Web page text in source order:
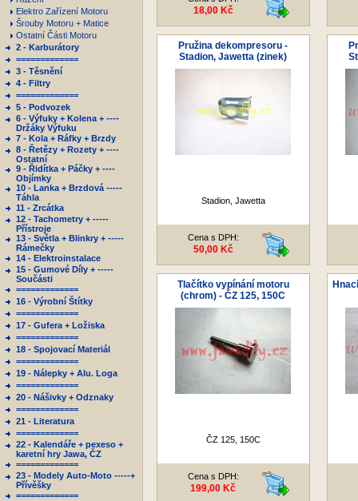
Elektro Zařízení Motoru
Šrouby Motoru + Matice
Ostatní Části Motoru
2 - Karburátory
=============
3 - Těsnění
4 - Filtry
=============
5 - Podvozek
6 - Výfuky + Kolena + ----
Držáky Výfuku
7 - Kola + Ráfky + Brzdy
8 - Řetězy + Rozety + ----
Ostatní
9 - Řidítka + Páčky + ----
Objímky
10 - Lanka + Brzdová -----
Táhla
11 - Zrcátka
12 - Tachometry + -----
Přístroje
13 - Světla + Blinkry + -----
Rámečky
14 - Elektroinstalace
15 - Gumové Díly + -----
Součásti
=============
16 - Výrobní Štítky
=============
17 - Gufera + Ložiska
=============
18 - Spojovací Materiál
=============
19 - Nálepky + Alu. Loga
=============
20 - Nášivky + Odznaky
=============
21 - Literatura
=============
22 - Kalendáře + pexeso +
karetní hry Jawa, ČZ
=============
23 - Modely Auto-Moto -----+
Přívěšky
=============
18,00 Kč
Pružina dekompresoru -
Stadion, Jawetta (zinek)
Stadion, Jawetta
Cena s DPH:
50,00 Kč
Tlačítko vypínání motoru
(chrom) - ČZ 125, 150C
ČZ 125, 150C
Cena s DPH:
199,00 Kč